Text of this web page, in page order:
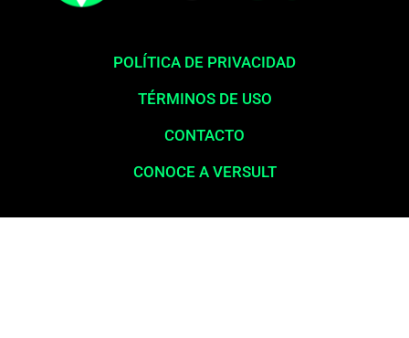
POLÍTICA DE PRIVACIDAD
TÉRMINOS DE USO
CONTACTO
CONOCE A VERSULT